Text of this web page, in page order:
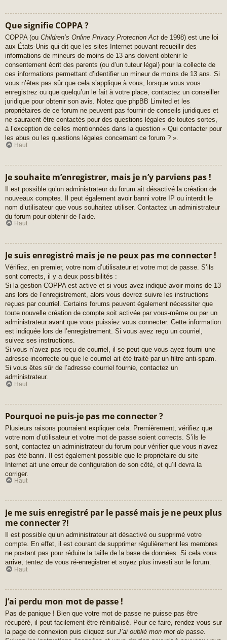
Que signifie COPPA ?
COPPA (ou Children’s Online Privacy Protection Act de 1998) est une loi
aux États-Unis qui dit que les sites Internet pouvant recueillir des
informations de mineurs de moins de 13 ans doivent obtenir le
consentement écrit des parents (ou d’un tuteur légal) pour la collecte de
ces informations permettant d’identifier un mineur de moins de 13 ans. Si
vous n’êtes pas sûr que cela s’applique à vous, lorsque vous vous
enregistrez ou que quelqu’un le fait à votre place, contactez un conseiller
juridique pour obtenir son avis. Notez que phpBB Limited et les
propriétaires de ce forum ne peuvent pas fournir de conseils juridiques et
ne sauraient être contactés pour des questions légales de toutes sortes,
à l’exception de celles mentionnées dans la question « Qui contacter pour
les abus ou les questions légales concernant ce forum ? ».
Haut
Je souhaite m’enregistrer, mais je n’y parviens pas !
Il est possible qu’un administrateur du forum ait désactivé la création de
nouveaux comptes. Il peut également avoir banni votre IP ou interdit le
nom d’utilisateur que vous souhaitez utiliser. Contactez un administrateur
du forum pour obtenir de l’aide.
Haut
Je suis enregistré mais je ne peux pas me connecter !
Vérifiez, en premier, votre nom d’utilisateur et votre mot de passe. S’ils
sont corrects, il y a deux possibilités :
Si la gestion COPPA est active et si vous avez indiqué avoir moins de 13
ans lors de l’enregistrement, alors vous devrez suivre les instructions
reçues par courriel. Certains forums peuvent également nécessiter que
toute nouvelle création de compte soit activée par vous-même ou par un
administrateur avant que vous puissiez vous connecter. Cette information
est indiquée lors de l’enregistrement. Si vous avez reçu un courriel,
suivez ses instructions.
Si vous n’avez pas reçu de courriel, il se peut que vous ayez fourni une
adresse incorrecte ou que le courriel ait été traité par un filtre anti-spam.
Si vous êtes sûr de l’adresse courriel fournie, contactez un
administrateur.
Haut
Pourquoi ne puis-je pas me connecter ?
Plusieurs raisons pourraient expliquer cela. Premièrement, vérifiez que
votre nom d’utilisateur et votre mot de passe soient corrects. S’ils le
sont, contactez un administrateur du forum pour vérifier que vous n’avez
pas été banni. Il est également possible que le propriétaire du site
Internet ait une erreur de configuration de son côté, et qu’il devra la
corriger.
Haut
Je me suis enregistré par le passé mais je ne peux plus
me connecter ?!
Il est possible qu’un administrateur ait désactivé ou supprimé votre
compte. En effet, il est courant de supprimer régulièrement les membres
ne postant pas pour réduire la taille de la base de données. Si cela vous
arrive, tentez de vous ré-enregistrer et soyez plus investi sur le forum.
Haut
J’ai perdu mon mot de passe !
Pas de panique ! Bien que votre mot de passe ne puisse pas être
récupéré, il peut facilement être réinitialisé. Pour ce faire, rendez vous sur
la page de connexion puis cliquez sur J’ai oublié mon mot de passe